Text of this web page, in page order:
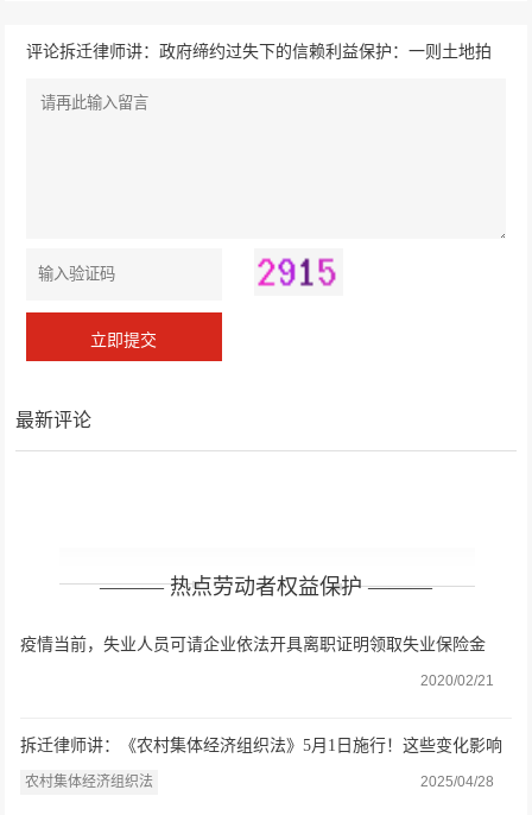
评论拆迁律师讲：政府缔约过失下的信赖利益保护：一则土地拍
卖纠纷案看行政协议的司法救济
最新评论
——— 热点劳动者权益保护 ———
疫情当前，失业人员可请企业依法开具离职证明领取失业保险金
2020/02/21
拆迁律师讲：《农村集体经济组织法》5月1日施行！这些变化影响
每个农民的钱袋子
农村集体经济组织法 2025/04/28